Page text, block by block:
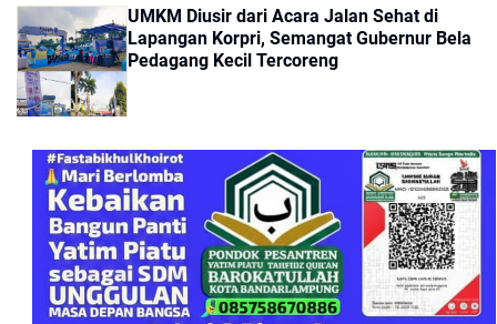
UMKM Diusir dari Acara Jalan Sehat di
Lapangan Korpri, Semangat Gubernur Bela
Pedagang Kecil Tercoreng